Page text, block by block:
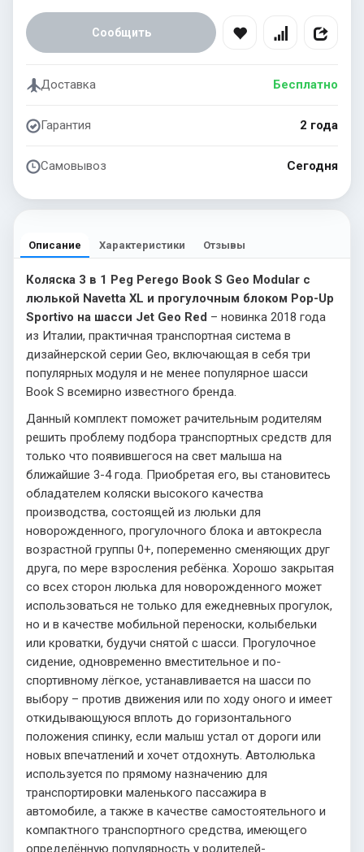
Сообщить
Доставка Бесплатно
Гарантия 2 года
Самовывоз Сегодня
Описание Характеристики Отзывы
Коляска 3 в 1 Peg Perego Book S Geo Modular с
люлькой Navetta XL и прогулочным блоком Pop-Up
Sportivo на шасси Jet Geo Red – новинка 2018 года
из Италии, практичная транспортная система в
дизайнерской серии Geo, включающая в себя три
популярных модуля и не менее популярное шасси
Book S всемирно известного бренда.
Данный комплект поможет рачительным родителям
решить проблему подбора транспортных средств для
только что появившегося на свет малыша на
ближайшие 3-4 года. Приобретая его, вы становитесь
обладателем коляски высокого качества
производства, состоящей из люльки для
новорожденного, прогулочного блока и автокресла
возрастной группы 0+, попеременно сменяющих друг
друга, по мере взросления ребёнка. Хорошо закрытая
со всех сторон люлька для новорожденного может
использоваться не только для ежедневных прогулок,
но и в качестве мобильной переноски, колыбельки
или кроватки, будучи снятой с шасси. Прогулочное
сидение, одновременно вместительное и по-
спортивному лёгкое, устанавливается на шасси по
выбору – против движения или по ходу оного и имеет
откидывающуюся вплоть до горизонтального
положения спинку, если малыш устал от дороги или
новых впечатлений и хочет отдохнуть. Автолюлька
используется по прямому назначению для
транспортировки маленького пассажира в
автомобиле, а также в качестве самостоятельного и
компактного транспортного средства, имеющего
определённую популярность у родителей-